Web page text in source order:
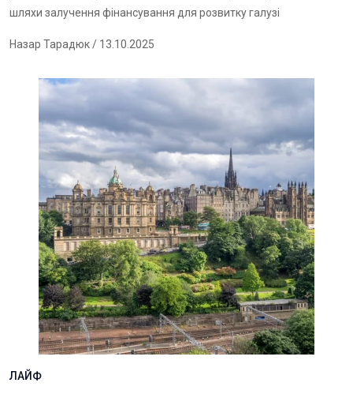
шляхи залучення фінансування для розвитку галузі
Назар Тарадюк/ 13.10.2025
ЛАЙФ